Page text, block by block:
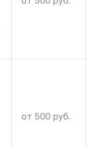
от 500 руб.